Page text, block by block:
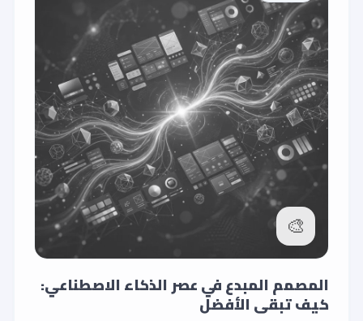
🎨
المصمم المبدع في عصر الذكاء الاصطناعي:
كيف تبقى الأفضل